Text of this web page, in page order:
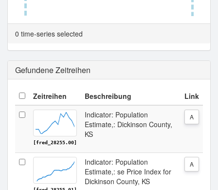
Tabellenansicht.
0 time-series selected
Gefundene Zeitreihen
Zeitreihen Beschreibung Link
[fred_28255.00]
Indicator: Population
Estimate,: Dickinson County,
KS
A
Indicator: Population
Estimate,: se Price Index for
Dickinson County, KS
A